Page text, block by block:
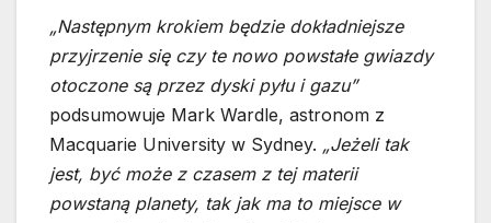
„Następnym krokiem będzie dokładniejsze
przyjrzenie się czy te nowo powstałe gwiazdy
otoczone są przez dyski pyłu i gazu”
podsumowuje Mark Wardle, astronom z
Macquarie University w Sydney. „Jeżeli tak
jest, być może z czasem z tej materii
powstaną planety, tak jak ma to miejsce w